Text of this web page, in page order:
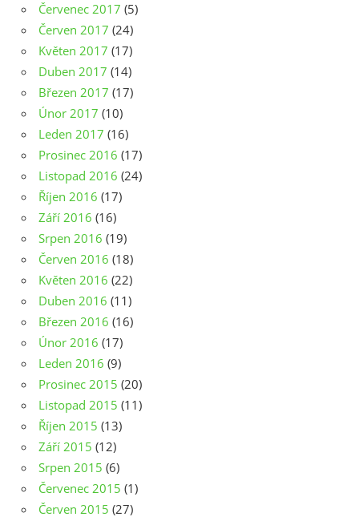
Červenec 2017 (5)
Červen 2017 (24)
Květen 2017 (17)
Duben 2017 (14)
Březen 2017 (17)
Únor 2017 (10)
Leden 2017 (16)
Prosinec 2016 (17)
Listopad 2016 (24)
Říjen 2016 (17)
Září 2016 (16)
Srpen 2016 (19)
Červen 2016 (18)
Květen 2016 (22)
Duben 2016 (11)
Březen 2016 (16)
Únor 2016 (17)
Leden 2016 (9)
Prosinec 2015 (20)
Listopad 2015 (11)
Říjen 2015 (13)
Září 2015 (12)
Srpen 2015 (6)
Červenec 2015 (1)
Červen 2015 (27)